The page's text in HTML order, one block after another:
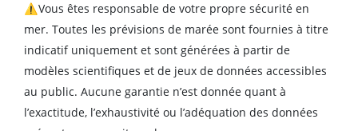
⚠️Vous êtes responsable de votre propre sécurité en
mer. Toutes les prévisions de marée sont fournies à titre
indicatif uniquement et sont générées à partir de
modèles scientifiques et de jeux de données accessibles
au public. Aucune garantie n’est donnée quant à
l’exactitude, l’exhaustivité ou l’adéquation des données